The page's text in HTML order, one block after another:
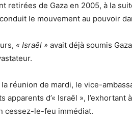
retirées de Gaza en 2005, à la
le mouvement au pouvoir
« Israël » avait déjà soumis
réunion de mardi, le vice-
apparents d’« Israël », l’exhortant
cessez-le-feu immédiat.